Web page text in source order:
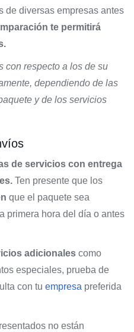
de diversas empresas antes
te permitirá
con respecto a los de su
dependiendo de las
y de los servicios
de servicios con entrega
Ten presente que los
que el paquete sea
primera hora del día o antes
adicionales como
especiales, prueba de
con tu empresa preferida
no están